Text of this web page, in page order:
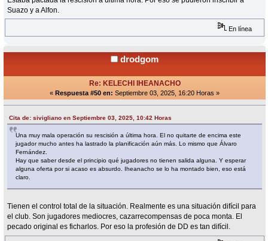
Suazo y a Alfon.
En línea
drodgom
Re: KELECHI IHEANACHO
« Respuesta #50 en: Septiembre 03, 2025, 16:20 Horas »
Cita de: sivigliano en Septiembre 03, 2025, 10:42 Horas
Una muy mala operación su rescisión a última hora. El no quitarte de encima este
jugador mucho antes ha lastrado la planificación aún más. Lo mismo que Álvaro
Fernández.
Hay que saber desde el principio qué jugadores no tienen salida alguna. Y esperar
alguna oferta por si acaso es absurdo. Iheanacho se lo ha montado bien, eso está
claro.
Tienen el control total de la situación. Realmente es una situación difícil para
el club. Son jugadores mediocres, cazarrecompensas de poca monta. El
pecado original es ficharlos. Por eso la profesión de DD es tan difícil.